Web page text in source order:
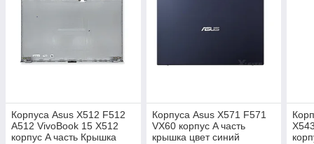
Корпуса Asus X512 F512
A512 VivoBook 15 X512
корпус A часть Крышка
Корпуса Asus X571 F571
VX60 корпус A часть
крышка цвет синий